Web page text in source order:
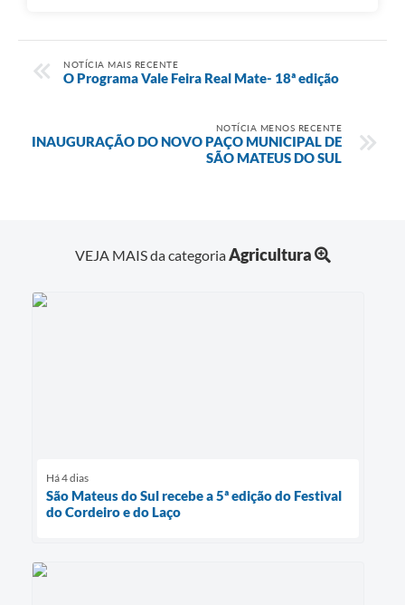
Telefones Úteis
NOTÍCIA MAIS RECENTE
O Programa Vale Feira Real Mate- 18ª edição
NOTÍCIA MENOS RECENTE
INAUGURAÇÃO DO NOVO PAÇO MUNICIPAL DE
SÃO MATEUS DO SUL
VEJA MAIS da categoriaAgricultura
Há 4 dias
São Mateus do Sul recebe a 5ª edição do Festival
do Cordeiro e do Laço